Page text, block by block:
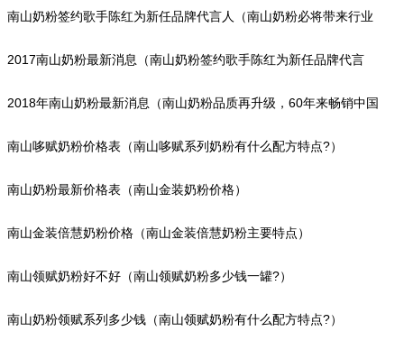
南山奶粉签约歌手陈红为新任品牌代言人（南山奶粉必将带来行业
冲击）
2017南山奶粉最新消息（南山奶粉签约歌手陈红为新任品牌代言
人）
2018年南山奶粉最新消息（南山奶粉品质再升级，60年来畅销中国
市场）
南山哆赋奶粉价格表（南山哆赋系列奶粉有什么配方特点?）
南山奶粉最新价格表（南山金装奶粉价格）
南山金装倍慧奶粉价格（南山金装倍慧奶粉主要特点）
南山领赋奶粉好不好（南山领赋奶粉多少钱一罐?）
南山奶粉领赋系列多少钱（南山领赋奶粉有什么配方特点?）